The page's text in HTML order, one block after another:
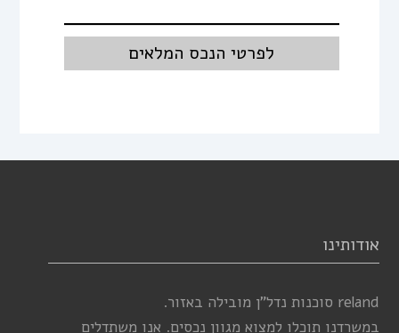
לפרטי הנכס המלאים
אודותינו
reland סוכנות נדל”ן מובילה באזור.
במשרדנו תוכלו למצוא מגוון נכסים. אנו משתדלים